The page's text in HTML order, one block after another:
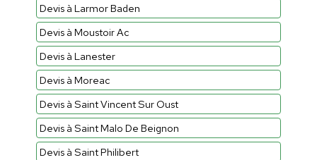
Devis à Larmor Baden
Devis à Moustoir Ac
Devis à Lanester
Devis à Moreac
Devis à Saint Vincent Sur Oust
Devis à Saint Malo De Beignon
Devis à Saint Philibert